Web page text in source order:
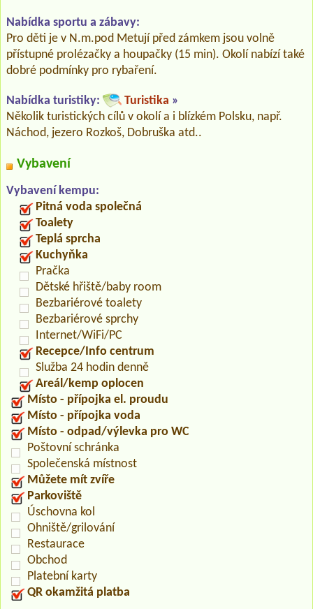
Nabídka sportu a zábavy:
Pro děti je v N.m.pod Metují před zámkem jsou volně
přístupné prolézačky a houpačky (15 min). Okolí nabízí také
dobré podmínky pro rybaření.
Nabídka turistiky: Turistika »
Několik turistických cílů v okolí a i blízkém Polsku, např.
Náchod, jezero Rozkoš, Dobruška atd..
Vybavení
Vybavení kempu:
Pitná voda společná
Toalety
Teplá sprcha
Kuchyňka
Pračka
Dětské hřiště/baby room
Bezbariérové toalety
Bezbariérové sprchy
Internet/WiFi/PC
Recepce/Info centrum
Služba 24 hodin denně
Areál/kemp oplocen
Místo - přípojka el. proudu
Místo - přípojka voda
Místo - odpad/výlevka pro WC
Poštovní schránka
Společenská místnost
Můžete mít zvíře
Parkoviště
Úschovna kol
Ohniště/grilování
Restaurace
Obchod
Platební karty
QR okamžitá platba